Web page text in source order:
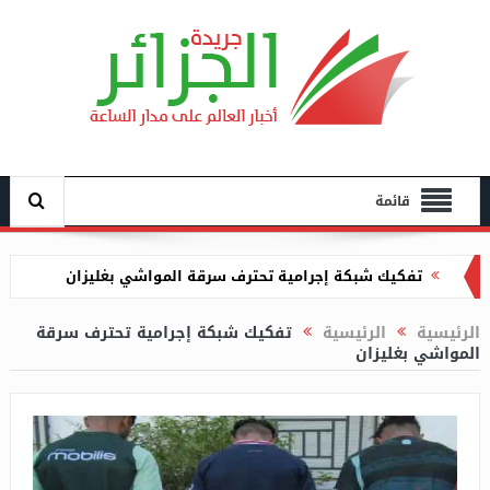
قائمة
معرض داكار الدولي
عملية الإخماد
كريكو تدعو إلى تكوين ودعم الشباب لاحتراف المهن
الرئيسية الرئيسية تفكيك شبكة إجرامية تحترف سرقة
المواشي بغليزان